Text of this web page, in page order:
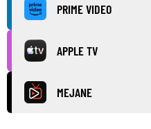
PRIME VIDEO
APPLE TV
MEJANE